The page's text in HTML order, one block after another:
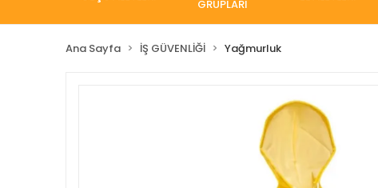
GRUPLARI
Ana Sayfa İŞ GÜVENLİĞİ Yağmurluk